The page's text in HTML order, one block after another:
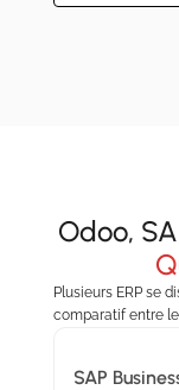
Odoo,
Plusieurs ERP se
comparatif entre
SAP